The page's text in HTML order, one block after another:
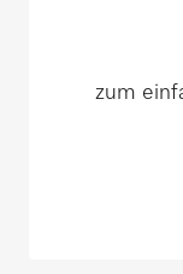
zum